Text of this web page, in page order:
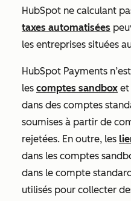
HubSpot ne calculant
taxes automatisées
les entreprises situées
HubSpot Payments
les comptes sandbox et
dans des comptes
soumises à partir de
rejetées. En outre, les
dans les comptes
dans le compte
utilisés pour collecter